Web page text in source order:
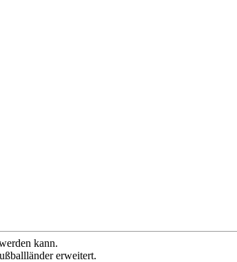
kann.
erweitert.